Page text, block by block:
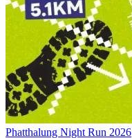
Phatthalung Night Run 2026